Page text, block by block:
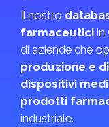
Il nostro
farmaceutici in
di aziende che
produzione e
dispositivi
prodotti
industriale.